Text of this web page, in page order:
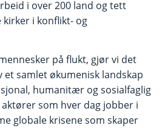
i over 200 land og tett
i konflikt- og
på flukt, gjør vi det
samlet økumenisk landskap
humanitær og sosialfaglig
som hver dag jobber i
globale krisene som skaper